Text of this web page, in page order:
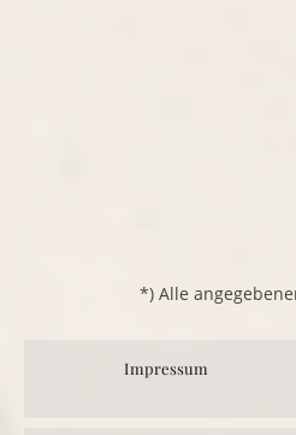
*) Alle
Impressum